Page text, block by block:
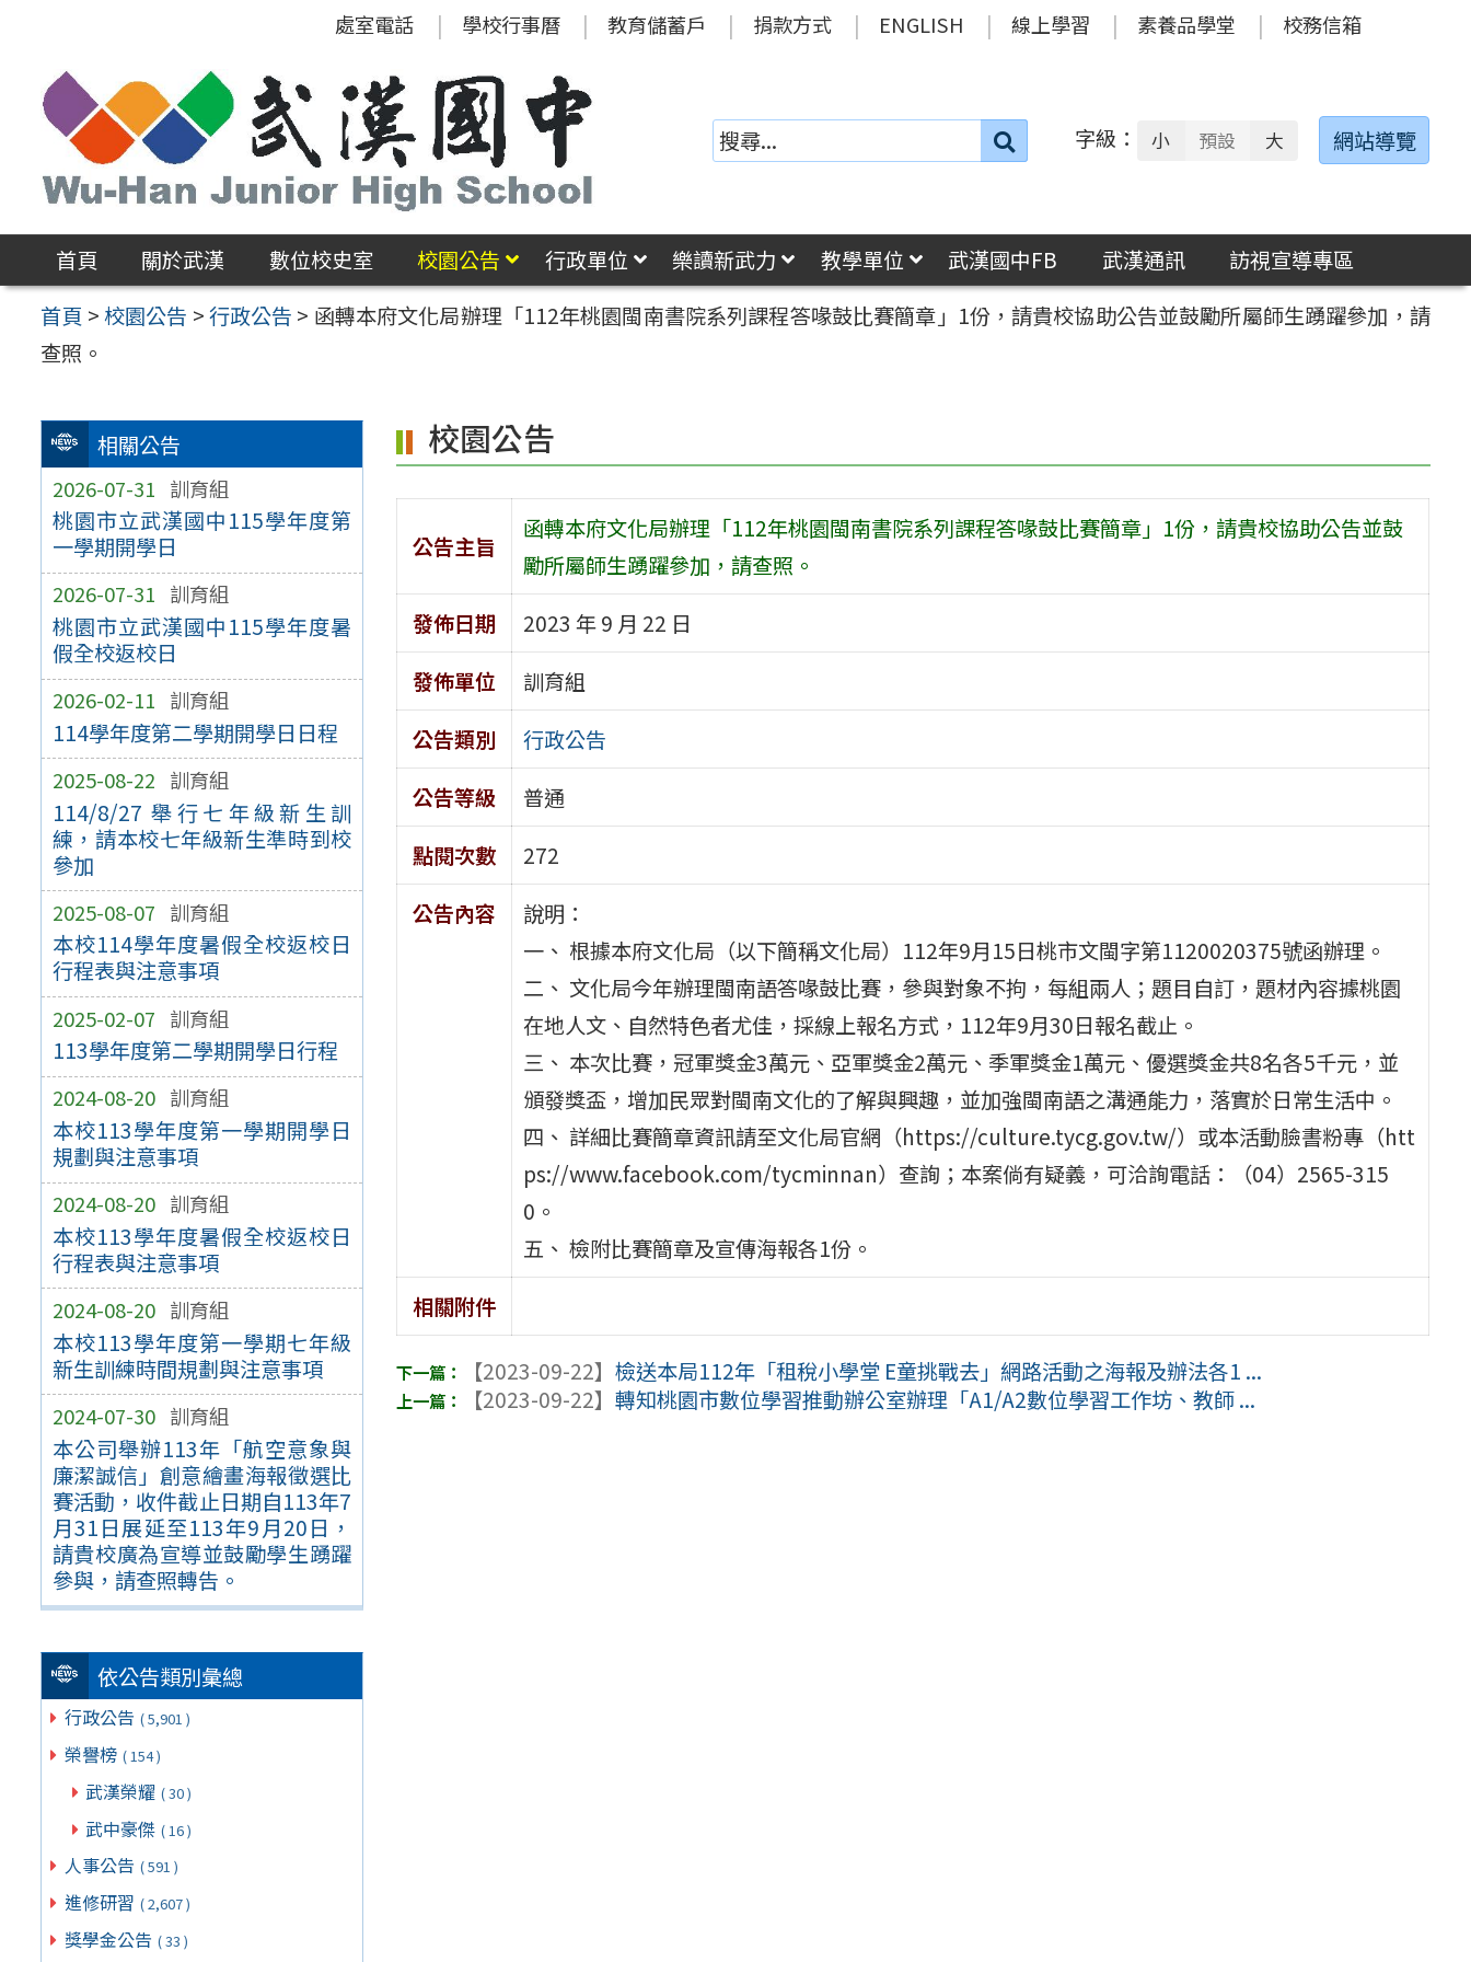
區
處室電話 學校行事曆 教育儲蓄戶 捐款方式 ENGLISH 線上學習 素養品學堂 校務信箱
搜
字級： 小 預設 大 網站導覽
首頁 關於武漢 數位校史室 校園公告 行政單位 樂讀新武力 教學單位 武漢國中FB 武漢通訊
訪視宣導專區
首頁 >校園公告 >行政公告 > 函轉本府文化局辦理「112年桃園閩南書院系列課程答喙鼓比賽簡章」1份，請貴校協助公告並鼓勵所屬師生踴躍參加，請
查照。
相關公告
2026-07-31 訓育組
桃園市立武漢國中115學年度第
一學期開學日
2026-07-31 訓育組
桃園市立武漢國中115學年度暑
假全校返校日
2026-02-11 訓育組
114學年度第二學期開學日日程
2025-08-22 訓育組
114/8/27 舉行七年級新生訓
練，請本校七年級新生準時到校
參加
2025-08-07 訓育組
本校114學年度暑假全校返校日
行程表與注意事項
2025-02-07 訓育組
113學年度第二學期開學日行程
2024-08-20 訓育組
本校113學年度第一學期開學日
規劃與注意事項
2024-08-20 訓育組
本校113學年度暑假全校返校日
行程表與注意事項
2024-08-20 訓育組
本校113學年度第一學期七年級
新生訓練時間規劃與注意事項
2024-07-30 訓育組
本公司舉辦113年「航空意象與
廉潔誠信」創意繪畫海報徵選比
賽活動，收件截止日期自113年7
月31日展延至113年9月20日，
請貴校廣為宣導並鼓勵學生踴躍
參與，請查照轉告。
依公告類別彙總
行政公告 ( 5,901 )
榮譽榜 ( 154 )
武漢榮耀 ( 30 )
武中豪傑 ( 16 )
人事公告 ( 591 )
進修研習 ( 2,607 )
獎學金公告 ( 33 )
校園公告
公告主旨
函轉本府文化局辦理「112年桃園閩南書院系列課程答喙鼓比賽簡章」1份，請貴校協助公告並鼓
勵所屬師生踴躍參加，請查照。
發佈日期
2023 年 9 月 22 日
發佈單位
訓育組
公告類別
行政公告
公告等級
普通
點閱次數
272
公告內容
說明：
一、 根據本府文化局（以下簡稱文化局）112年9月15日桃市文閩字第1120020375號函辦理。
二、 文化局今年辦理閩南語答喙鼓比賽，參與對象不拘，每組兩人；題目自訂，題材內容據桃園
在地人文、自然特色者尤佳，採線上報名方式，112年9月30日報名截止。
三、 本次比賽，冠軍獎金3萬元、亞軍獎金2萬元、季軍獎金1萬元、優選獎金共8名各5千元，並
頒發獎盃，增加民眾對閩南文化的了解與興趣，並加強閩南語之溝通能力，落實於日常生活中。
四、 詳細比賽簡章資訊請至文化局官網（https://culture.tycg.gov.tw/）或本活動臉書粉專（htt
ps://www.facebook.com/tycminnan）查詢；本案倘有疑義，可洽詢電話：（04）2565-315
0。
五、 檢附比賽簡章及宣傳海報各1份。
相關附件
【2023-09-22】檢送本局112年「租稅小學堂 E童挑戰去」網路活動之海報及辦法各1 ...
【2023-09-22】轉知桃園市數位學習推動辦公室辦理「A1/A2數位學習工作坊、教師 ...